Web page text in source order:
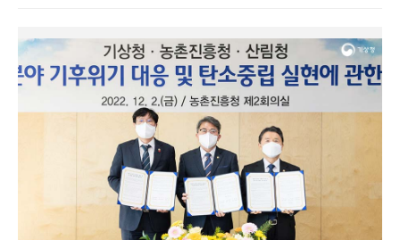
주년을 기념하고자 위험기상의 위력과 이를 극복하기 위
한 기상·기후분야 국제협력의 필요성을 잘 보여주는 작품
을 주제로 공모전을 실시하였습니다. 격랑의 파도 / 박흥
순 作 국지성 호우 / 김주형 作 용오름 현상 / 김용천 作